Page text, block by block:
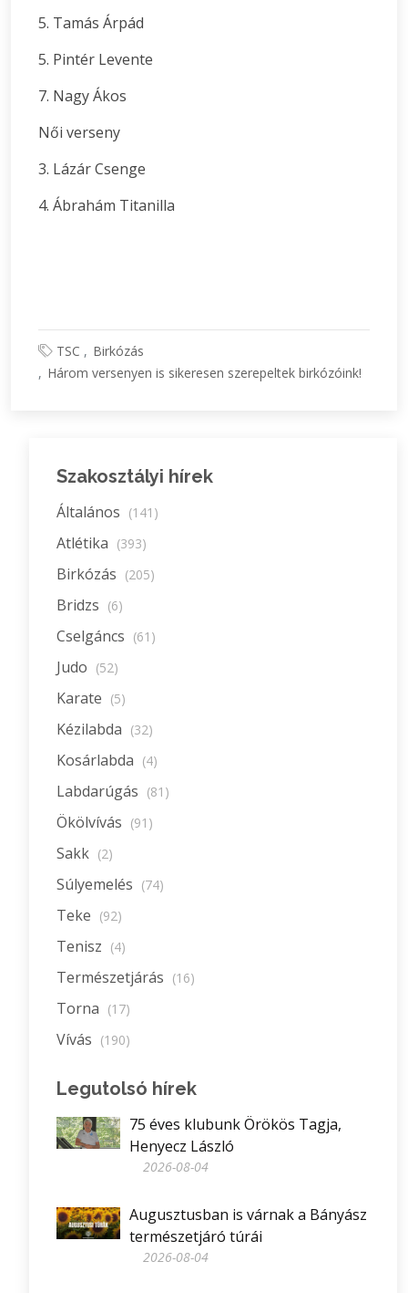
5. Tamás Árpád
5. Pintér Levente
7. Nagy Ákos
Női verseny
3. Lázár Csenge
4. Ábrahám Titanilla
TSC
Birkózás
Három versenyen is sikeresen szerepeltek birkózóink!
Szakosztályi hírek
Általános (141)
Atlétika (393)
Birkózás (205)
Bridzs (6)
Cselgáncs (61)
Judo (52)
Karate (5)
Kézilabda (32)
Kosárlabda (4)
Labdarúgás (81)
Ökölvívás (91)
Sakk (2)
Súlyemelés (74)
Teke (92)
Tenisz (4)
Természetjárás (16)
Torna (17)
Vívás (190)
Legutolsó hírek
75 éves klubunk Örökös Tagja,
Henyecz László
2026-08-04
Augusztusban is várnak a Bányász
természetjáró túrái
2026-08-04